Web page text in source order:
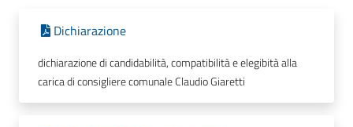
Dichiarazione
dichiarazione di candidabilità, compatibilità e elegibità alla
carica di consigliere comunale Claudio Giaretti